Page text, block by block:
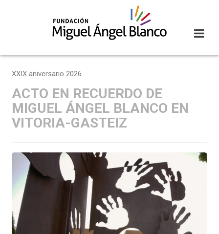
XXIX aniversario 2026
ACTO EN RECUERDO DE
MIGUEL ÁNGEL BLANCO EN
VITORIA-GASTEIZ